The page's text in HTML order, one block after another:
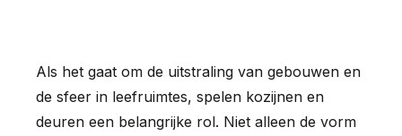
Als het gaat om de uitstraling van gebouwen en
de sfeer in leefruimtes, spelen kozijnen en
deuren een belangrijke rol. Niet alleen de vorm